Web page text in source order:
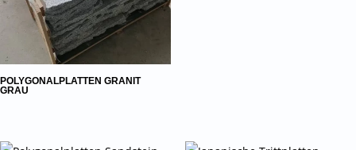
POLYGONALPLATTEN GRANIT
GRAU